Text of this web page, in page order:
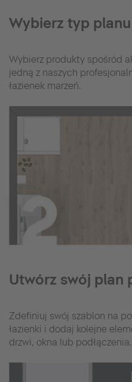
Wybierz typ planu
Wybierz produkty spośród
jedną z naszych
łazienek marzeń.
Utwórz swój plan
Zdefiniuj swój szablon na
łazienki i dodaj kolejne
drzwi, okna lub podłączenia.